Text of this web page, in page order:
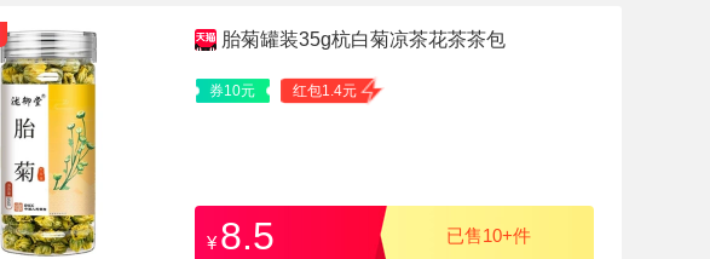
胎菊罐装35g杭白菊凉茶花茶茶包
券10元 红包1.4元
¥ 8.5 已售10+件